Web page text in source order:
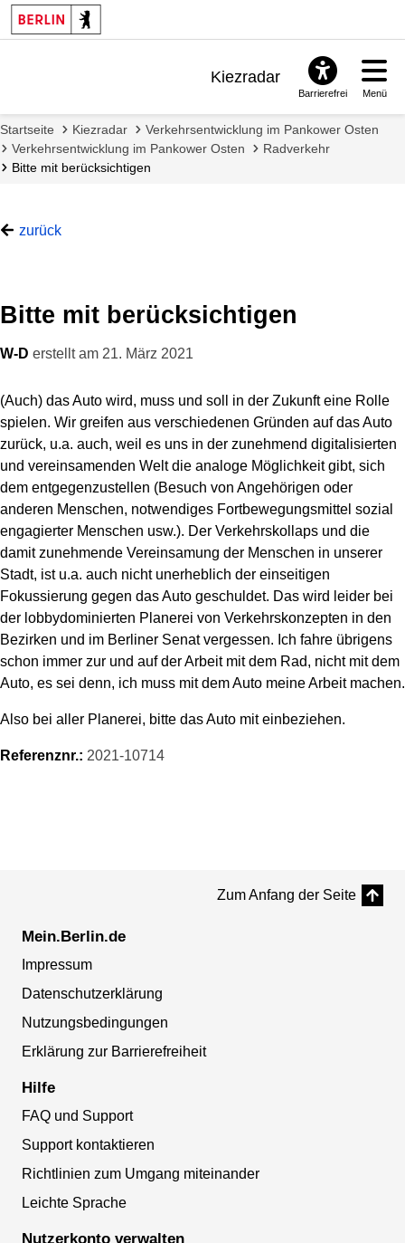
Kiezradar
FAQ & Support
Barrierefrei Menü
Startseite Kiezradar
Verkehrsentwicklung im Pankower Osten
Verkehrsentwicklung im Pankower Osten
Radverkehr
Bitte mit berücksichtigen
zurück
Bitte mit berücksichtigen
W-D erstellt am 21. März 2021
(Auch) das Auto wird, muss und soll in der Zukunft eine Rolle
spielen. Wir greifen aus verschiedenen Gründen auf das Auto
zurück, u.a. auch, weil es uns in der zunehmend digitalisierten
und vereinsamenden Welt die analoge Möglichkeit gibt, sich
dem entgegenzustellen (Besuch von Angehörigen oder
anderen Menschen, notwendiges Fortbewegungsmittel sozial
engagierter Menschen usw.). Der Verkehrskollaps und die
damit zunehmende Vereinsamung der Menschen in unserer
Stadt, ist u.a. auch nicht unerheblich der einseitigen
Fokussierung gegen das Auto geschuldet. Das wird leider bei
der lobbydominierten Planerei von Verkehrskonzepten in den
Bezirken und im Berliner Senat vergessen. Ich fahre übrigens
schon immer zur und auf der Arbeit mit dem Rad, nicht mit dem
Auto, es sei denn, ich muss mit dem Auto meine Arbeit machen.
Also bei aller Planerei, bitte das Auto mit einbeziehen.
Referenznr.: 2021-10714
Zum Anfang der Seite
Mein.Berlin.de
Impressum
Datenschutzerklärung
Nutzungsbedingungen
Erklärung zur Barrierefreiheit
Hilfe
FAQ und Support
Support kontaktieren
Richtlinien zum Umgang miteinander
Leichte Sprache
Nutzerkonto verwalten